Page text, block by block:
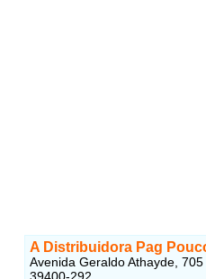
A Distribuidora Pag
Avenida Geraldo Athayde,
39400-292